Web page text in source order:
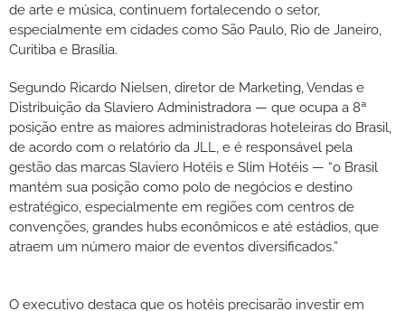
de arte e música, continuem fortalecendo o setor,
especialmente em cidades como São Paulo, Rio de Janeiro,
Curitiba e Brasília.
Segundo Ricardo Nielsen, diretor de Marketing, Vendas e
Distribuição da Slaviero Administradora — que ocupa a 8ª
posição entre as maiores administradoras hoteleiras do Brasil,
de acordo com o relatório da JLL, e é responsável pela
gestão das marcas Slaviero Hotéis e Slim Hotéis — “o Brasil
mantém sua posição como polo de negócios e destino
estratégico, especialmente em regiões com centros de
convenções, grandes hubs econômicos e até estádios, que
atraem um número maior de eventos diversificados.”
O executivo destaca que os hotéis precisarão investir em